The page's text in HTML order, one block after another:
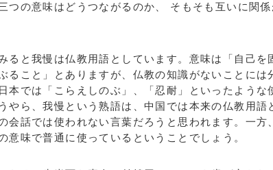
つの意味はどうつながるのか、 そもそも互いに関
ると我慢は仏教用語としています。意味は「自己を
ること」とありますが、仏教の知識がないことには
本では「こらえしのぶ」、「忍耐」といったような
やら、我慢という熟語は、中国では本来の仏教用語
会話では使われない言葉だろうと思われます。一方
意味で普通に使っているということでしょう。